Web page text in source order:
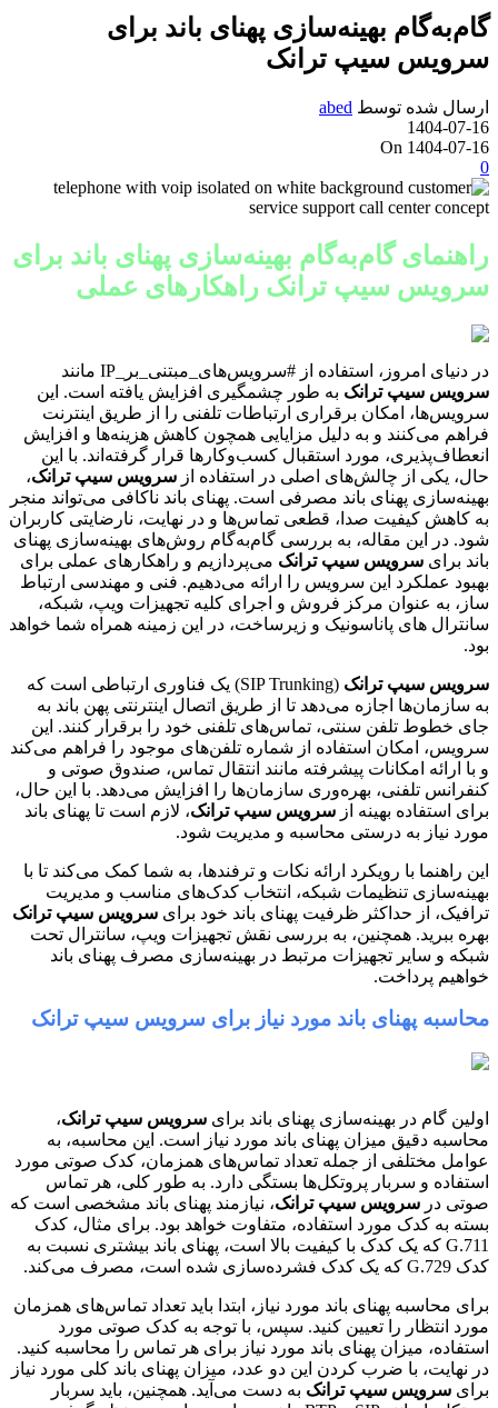
گام‌به‌گام بهینه‌سازی پهنای باند برای
سرویس سیپ ترانک
ارسال شده توسط abed
1404-07-16
On 1404-07-16
0
راهنمای گام‌به‌گام بهینه‌سازی پهنای باند برای
سرویس سیپ ترانک راهکارهای عملی
در دنیای امروز، استفاده از #سرویس‌های_مبتنی_بر_IP مانند
سرویس سیپ ترانک به طور چشمگیری افزایش یافته است. این
سرویس‌ها، امکان برقراری ارتباطات تلفنی را از طریق اینترنت
فراهم می‌کنند و به دلیل مزایایی همچون کاهش هزینه‌ها و افزایش
انعطاف‌پذیری، مورد استقبال کسب‌وکارها قرار گرفته‌اند. با این
حال، یکی از چالش‌های اصلی در استفاده از سرویس سیپ ترانک،
بهینه‌سازی پهنای باند مصرفی است. پهنای باند ناکافی می‌تواند منجر
به کاهش کیفیت صدا، قطعی تماس‌ها و در نهایت، نارضایتی کاربران
شود. در این مقاله، به بررسی گام‌به‌گام روش‌های بهینه‌سازی پهنای
باند برای سرویس سیپ ترانک می‌پردازیم و راهکارهای عملی برای
بهبود عملکرد این سرویس را ارائه می‌دهیم. فنی و مهندسی ارتباط
ساز، به عنوان مرکز فروش و اجرای کلیه تجهیزات ویپ، شبکه،
سانترال های پاناسونیک و زیرساخت، در این زمینه همراه شما خواهد
بود.
سرویس سیپ ترانک
(SIP Trunking) یک فناوری ارتباطی است که
به سازمان‌ها اجازه می‌دهد تا از طریق اتصال اینترنتی پهن باند به
جای خطوط تلفن سنتی، تماس‌های تلفنی خود را برقرار کنند. این
سرویس، امکان استفاده از شماره تلفن‌های موجود را فراهم می‌کند
و با ارائه امکانات پیشرفته مانند انتقال تماس، صندوق صوتی و
کنفرانس تلفنی، بهره‌وری سازمان‌ها را افزایش می‌دهد. با این حال،
برای استفاده بهینه از سرویس سیپ ترانک، لازم است تا پهنای باند
مورد نیاز به درستی محاسبه و مدیریت شود.
این راهنما با رویکرد ارائه نکات و ترفندها، به شما کمک می‌کند تا با
بهینه‌سازی تنظیمات شبکه، انتخاب کدک‌های مناسب و مدیریت
ترافیک، از حداکثر ظرفیت پهنای باند خود برای سرویس سیپ ترانک
بهره ببرید. همچنین، به بررسی نقش تجهیزات ویپ، سانترال تحت
شبکه و سایر تجهیزات مرتبط در بهینه‌سازی مصرف پهنای باند
خواهیم پرداخت.
محاسبه پهنای باند مورد نیاز برای سرویس سیپ ترانک
اولین گام در بهینه‌سازی پهنای باند برای سرویس سیپ ترانک،
محاسبه دقیق میزان پهنای باند مورد نیاز است. این محاسبه، به
عوامل مختلفی از جمله تعداد تماس‌های همزمان، کدک صوتی مورد
استفاده و سربار پروتکل‌ها بستگی دارد. به طور کلی، هر تماس
صوتی در سرویس سیپ ترانک، نیازمند پهنای باند مشخصی است که
بسته به کدک مورد استفاده، متفاوت خواهد بود. برای مثال، کدک
G.711 که یک کدک با کیفیت بالا است، پهنای باند بیشتری نسبت به
کدک G.729 که یک کدک فشرده‌سازی شده است، مصرف می‌کند.
برای محاسبه پهنای باند مورد نیاز، ابتدا باید تعداد تماس‌های همزمان
مورد انتظار را تعیین کنید. سپس، با توجه به کدک صوتی مورد
استفاده، میزان پهنای باند مورد نیاز برای هر تماس را محاسبه کنید.
در نهایت، با ضرب کردن این دو عدد، میزان پهنای باند کلی مورد نیاز
برای سرویس سیپ ترانک به دست می‌آید. همچنین، باید سربار